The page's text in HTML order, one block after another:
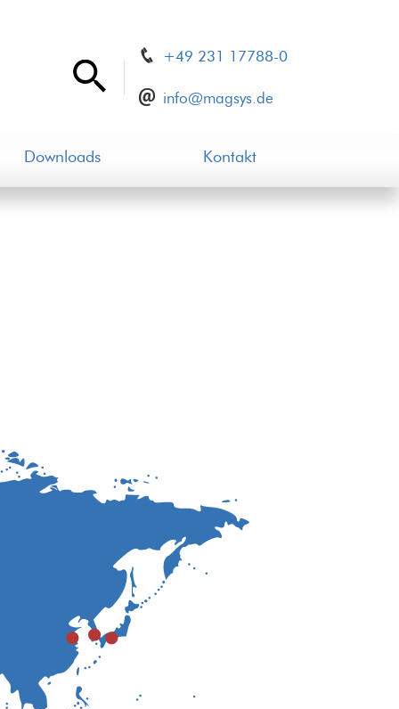
+49 231 17788-0
info@magsys.de
Downloads Kontakt